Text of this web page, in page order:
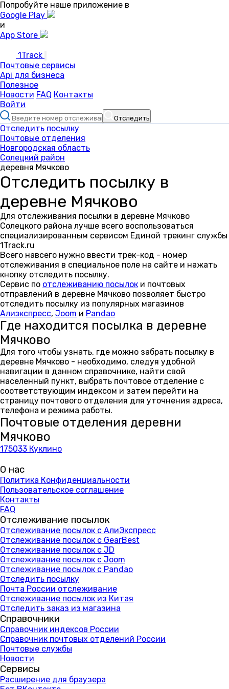
Попробуйте наше приложение в
Google Play
и
App Store
1Track
Почтовые сервисы
Api для бизнеса
Полезное
Новости FAQ Контакты
Войти
Отследить
Отследить посылку
Почтовые отделения
Новгородская область
Солецкий район
деревня Мячково
Отследить посылку в
деревне Мячково
Для отслеживания посылки в деревне Мячково
Солецкого района лучше всего воспользоваться
специализированным сервисом Единой трекинг службы
1Track.ru
Всего навсего нужно ввести трек-код - номер
отслеживания в специальное поле на сайте и нажать
кнопку отследить посылку.
Сервис по отслеживанию посылок и почтовых
отправлений в деревне Мячково позволяет быстро
отследить посылку из популярных магазинов
Алиэкспресс, Joom и Pandao
Где находится посылка в деревне
Мячково
Для того чтобы узнать, где можно забрать посылку в
деревне Мячково - необходимо, следуя удобной
навигации в данном справочнике, найти свой
населенный пункт, выбрать почтовое отделение с
соответствующим индексом и затем перейти на
страницу почтового отделения для уточнения адреса,
телефона и режима работы.
Почтовые отделения деревни
Мячково
175033 Куклино
О нас
Политика Конфиденциальности
Пользовательское соглашение
Контакты
FAQ
Отслеживание посылок
Отслеживание посылок с АлиЭкспресс
Отслеживание посылок с GearBest
Отслеживание посылок с JD
Отслеживание посылок с Joom
Отслеживание посылок с Pandao
Отследить посылку
Почта России отслеживание
Отслеживание посылок из Китая
Отследить заказ из магазина
Справочники
Справочник индексов России
Справочник почтовых отделений России
Почтовые службы
Новости
Сервисы
Расширение для браузера